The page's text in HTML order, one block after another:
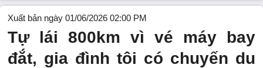
Xuất bản ngày 01/06/2026 02:00 PM
Tự lái 800km vì vé máy bay
đắt, gia đình tôi có chuyến du